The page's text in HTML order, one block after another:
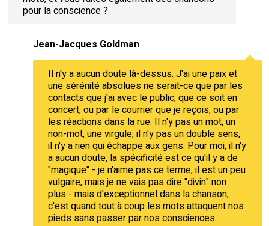
pour la conscience ?
Jean-Jacques Goldman
Il n'y a aucun doute là-dessus. J'ai une paix et
une sérénité absolues ne serait-ce que par les
contacts que j'ai avec le public, que ce soit en
concert, ou par le courrier que je reçois, ou par
les réactions dans la rue. Il n'y pas un mot, un
non-mot, une virgule, il n'y pas un double sens,
il n'y a rien qui échappe aux gens. Pour moi, il n'y
a aucun doute, la spécificité est ce qu'il y a de
"magique" - je n'aime pas ce terme, il est un peu
vulgaire, mais je ne vais pas dire "divin" non
plus - mais d'exceptionnel dans la chanson,
c'est quand tout à coup les mots attaquent nos
pieds sans passer par nos consciences.